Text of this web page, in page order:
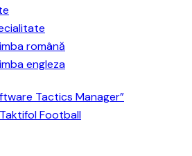
română
engleza
Tactics Manager”
Football